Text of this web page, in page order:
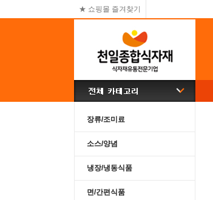
★ 쇼핑몰 즐겨찾기
장류/조미료
소스/양념
냉장/냉동식품
면/간편식품